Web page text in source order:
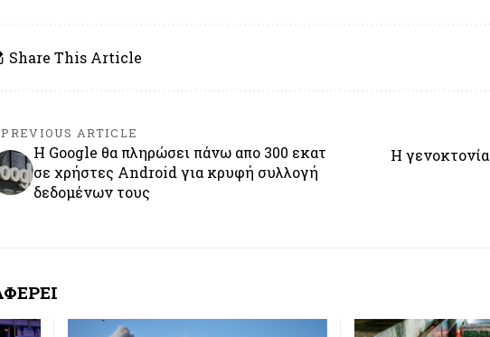
Share This Article
PREVIOUS ARTICLE
Η Google θα πληρώσει πάνω απο 300 εκατ
σε χρήστες Android για κρυφή συλλογή
δεδομένων τους
Η